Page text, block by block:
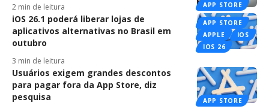
APP STORE
2 min de leitura
APP STORE
APPLE
IOS
IOS 26
iOS 26.1 poderá liberar lojas de
aplicativos alternativas no Brasil em
outubro
3 min de leitura
APP STORE
Usuários exigem grandes descontos
para pagar fora da App Store, diz
pesquisa